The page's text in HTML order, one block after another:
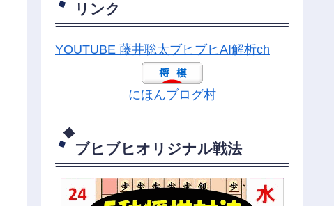
リンク
YOUTUBE 藤井聡太ブヒブヒAI解析ch
にほんブログ村
ブヒブヒオリジナル戦法